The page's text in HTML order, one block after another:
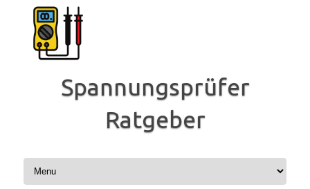
Inhalt
springen
Spannungsprüfer
Ratgeber